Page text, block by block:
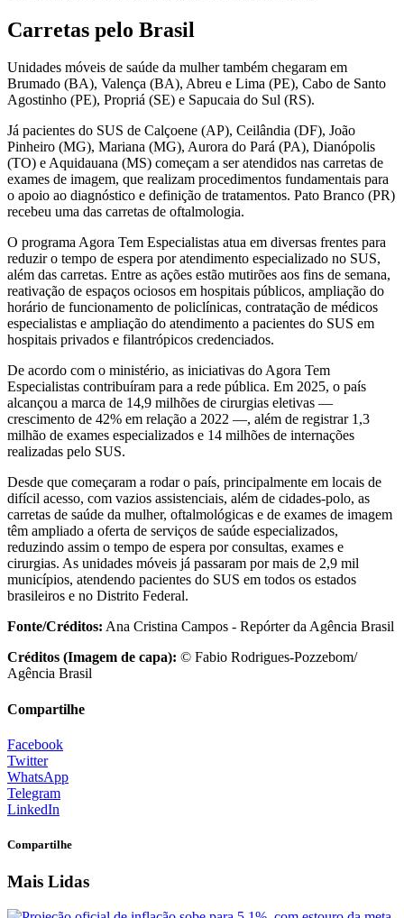
Carretas pelo Brasil
Unidades móveis de saúde da mulher também chegaram em
Brumado (BA), Valença (BA), Abreu e Lima (PE), Cabo de Santo
Agostinho (PE), Propriá (SE) e Sapucaia do Sul (RS).
Já pacientes do SUS de Calçoene (AP), Ceilândia (DF), João
Pinheiro (MG), Mariana (MG), Aurora do Pará (PA), Dianópolis
(TO) e Aquidauana (MS) começam a ser atendidos nas carretas de
exames de imagem, que realizam procedimentos fundamentais para
o apoio ao diagnóstico e definição de tratamentos. Pato Branco (PR)
recebeu uma das carretas de oftalmologia.
O programa Agora Tem Especialistas atua em diversas frentes para
reduzir o tempo de espera por atendimento especializado no SUS,
além das carretas. Entre as ações estão mutirões aos fins de semana,
reativação de espaços ociosos em hospitais públicos, ampliação do
horário de funcionamento de policlínicas, contratação de médicos
especialistas e ampliação do atendimento a pacientes do SUS em
hospitais privados e filantrópicos credenciados.
De acordo com o ministério, as iniciativas do Agora Tem
Especialistas contribuíram para a rede pública. Em 2025, o país
alcançou a marca de 14,9 milhões de cirurgias eletivas —
crescimento de 42% em relação a 2022 —, além de registrar 1,3
milhão de exames especializados e 14 milhões de internações
realizadas pelo SUS.
Desde que começaram a rodar o país, principalmente em locais de
difícil acesso, com vazios assistenciais, além de cidades-polo, as
carretas de saúde da mulher, oftalmológicas e de exames de imagem
têm ampliado a oferta de serviços de saúde especializados,
reduzindo assim o tempo de espera por consultas, exames e
cirurgias. As unidades móveis já passaram por mais de 2,9 mil
municípios, atendendo pacientes do SUS em todos os estados
brasileiros e no Distrito Federal.
Fonte/Créditos: Ana Cristina Campos - Repórter da Agência Brasil
Créditos (Imagem de capa): © Fabio Rodrigues-Pozzebom/
Agência Brasil
Compartilhe
Facebook
Twitter
WhatsApp
Telegram
LinkedIn
Compartilhe
Mais Lidas